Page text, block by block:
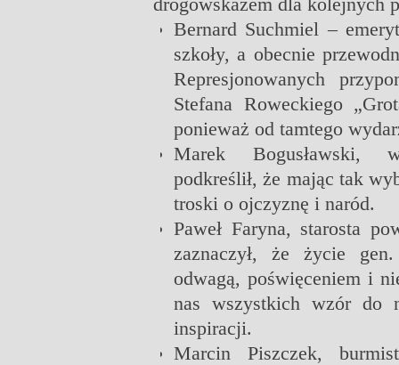
Bernard Suchmiel –
szkoły, a obecnie
Represjonowanych
Stefana Roweckiego
ponieważ od tamtego
Marek Bogusławski,
podkreślił, że mając tak
troski o ojczyznę i naród.
Paweł Faryna, starosta
zaznaczył, że życie
odwagą, poświęceniem i
nas wszystkich wzór do
inspiracji.
Marcin Piszczek,